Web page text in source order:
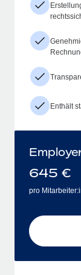
Enthält
645 €
pro